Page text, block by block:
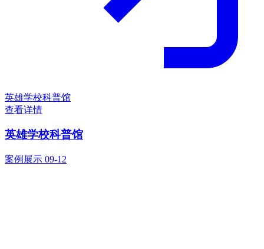
英雄学校科普馆
查看详情
英雄学校科普馆
案例展示 09-12